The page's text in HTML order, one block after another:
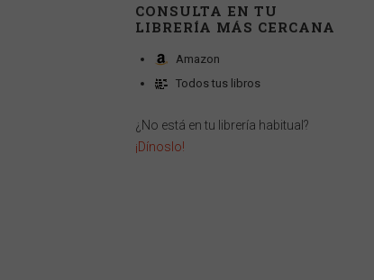
CONSULTA EN TU
LIBRERÍA MÁS CERCANA
Amazon
Todos tus libros
¿No está en tu librería habitual?
¡Dínoslo!